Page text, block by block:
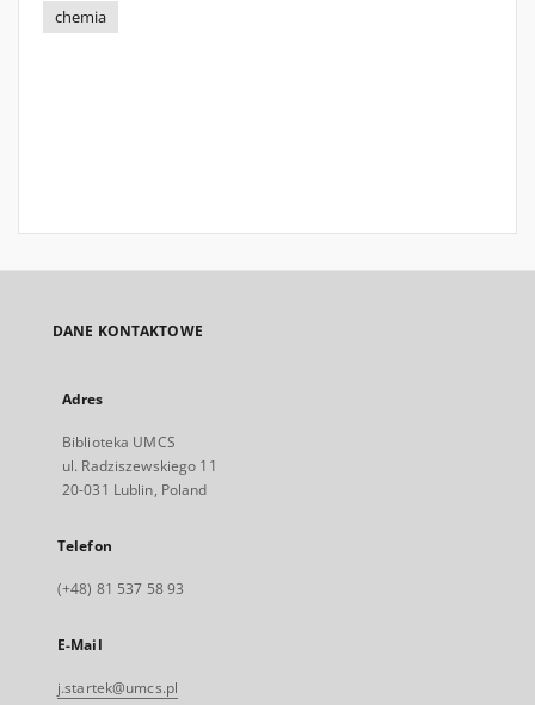
chemia
DANE KONTAKTOWE
Adres
Biblioteka UMCS
ul. Radziszewskiego 11
20-031 Lublin, Poland
Telefon
(+48) 81 537 58 93
E-Mail
j.startek@umcs.pl